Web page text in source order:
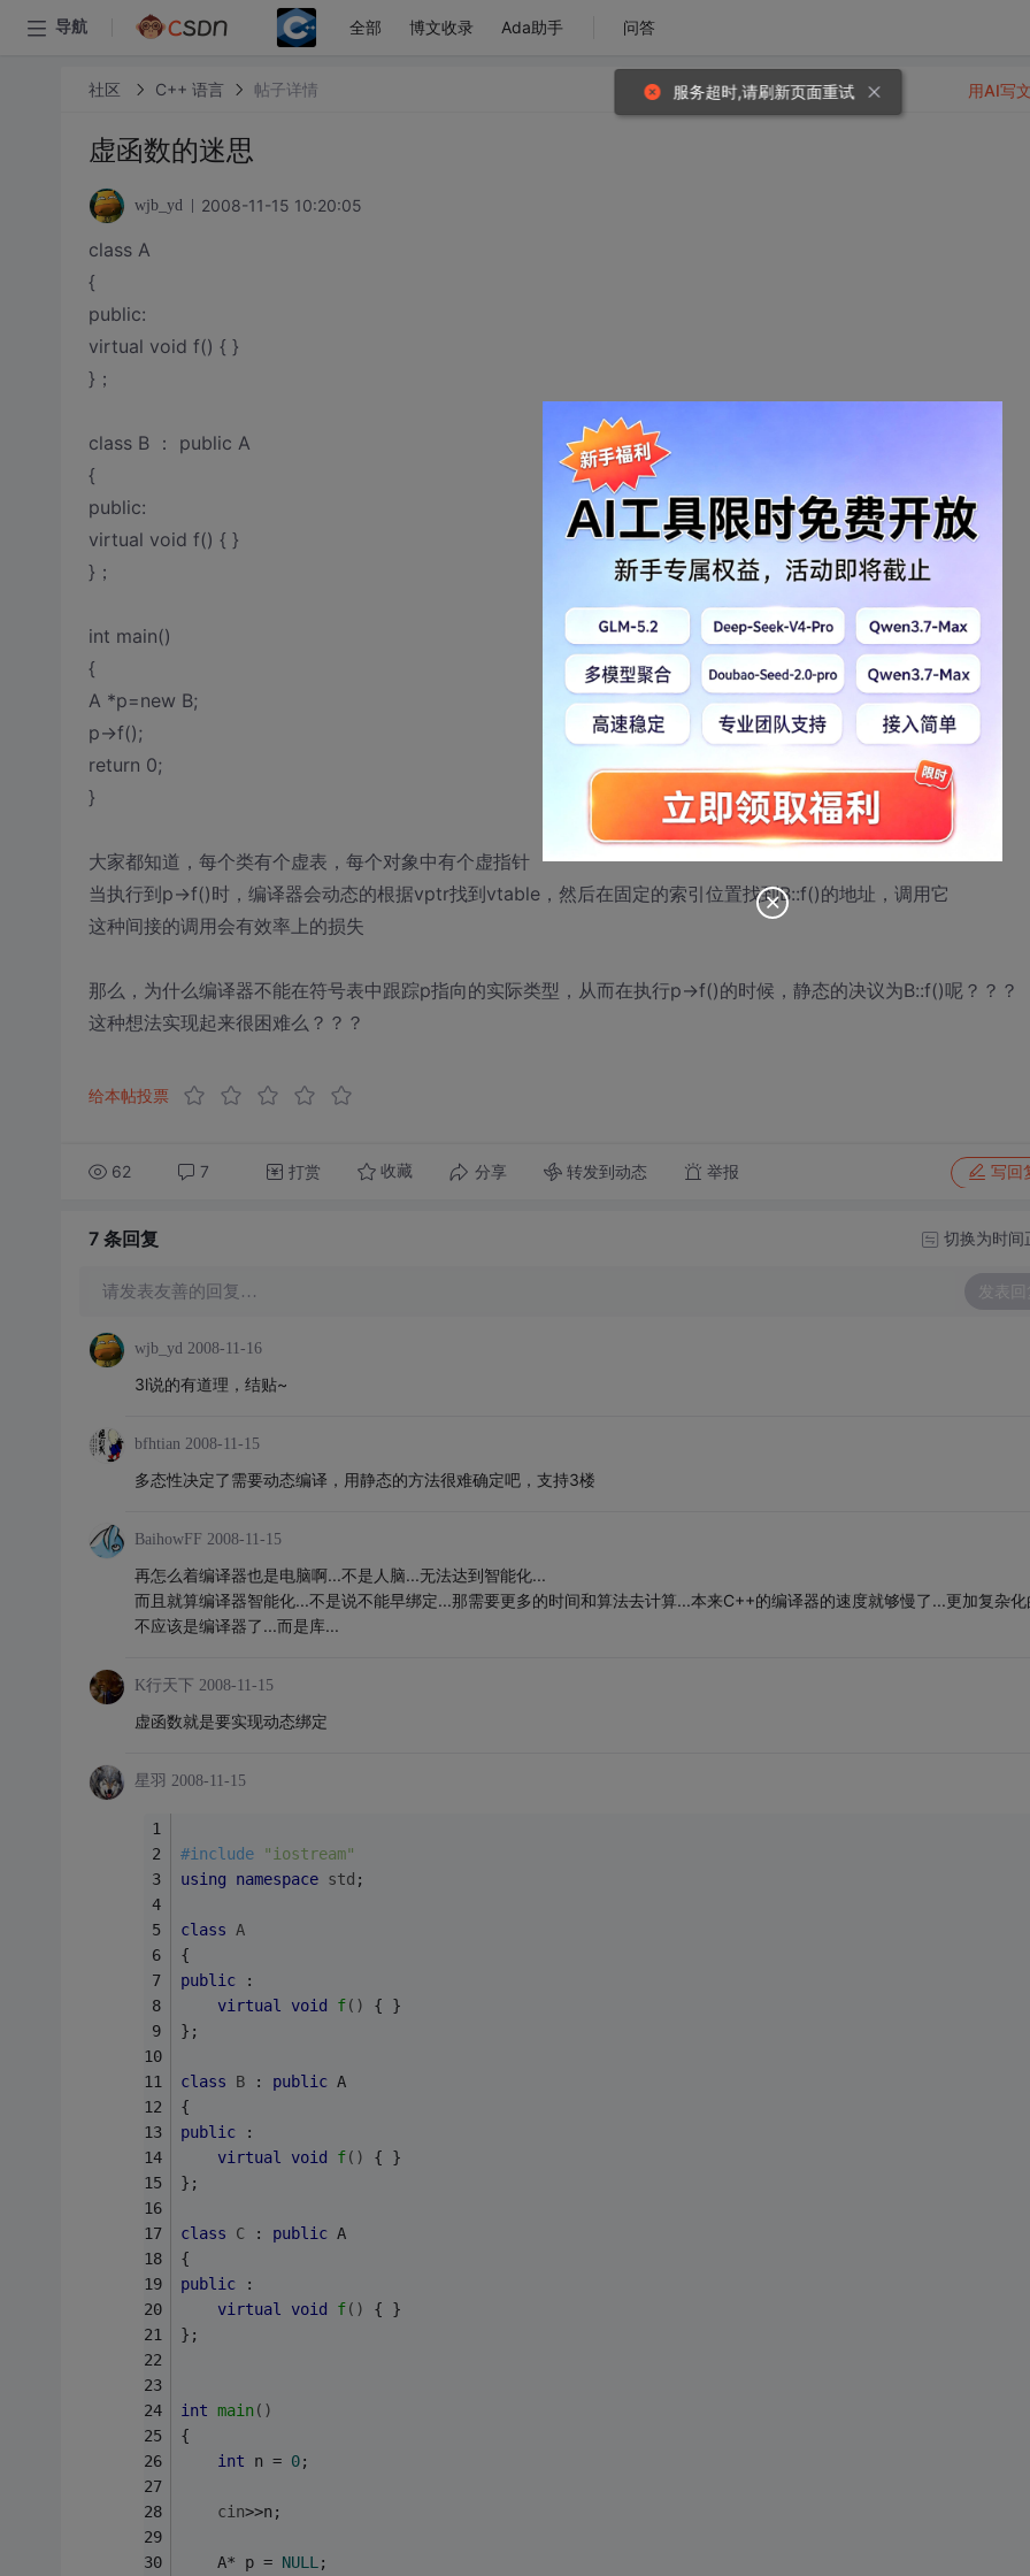
导航 全部 博文收录 Ada助手 问答
社区 C++ 语言 帖子详情
虚函数的迷思
wjb_yd 2008-11-15 10:20:05
class A
{
public:
virtual void f() { }
}；
class B ： public A
{
public:
virtual void f() { }
}；
int main()
{
A *p=new B;
p->f();
return 0;
}
大家都知道，每个类有个虚表，每个对象中有个虚指针
当执行到p->f()时，编译器会动态的根据vptr找到vtable，然后在固定的索引位置找到B::f()的地址，调用它
这种间接的调用会有效率上的损失
那么，为什么编译器不能在符号表中跟踪p指向的实际类型，从而在执行p->f()的时候，静态的决议为B::f()呢？？？
这种想法实现起来很困难么？？？
给本帖投票
62 7 打赏 收藏 分享 转发到动态 举报 写回
用AI写
7 条回复 切换为时间
请发表友善的回复… 发表回
wjb_yd 2008-11-16
3l说的有道理，结贴~
bfhtian 2008-11-15
多态性决定了需要动态编译，用静态的方法很难确定吧，支持3楼
BaihowFF 2008-11-15
再怎么着编译器也是电脑啊...不是人脑...无法达到智能化...
而且就算编译器智能化...不是说不能早绑定...那需要更多的时间和算法去计算...本来C++的编译器的速度就够慢了...更加复杂化
不应该是编译器了...而是库...
K行天下 2008-11-15
虚函数就是要实现动态绑定
星羽 2008-11-15
#include
"iostream"
using
namespace std ;
class A
{
public :
virtual
void f()
{ }
};
class B : public A
{
public :
virtual
void f()
{ }
};
class C : public A
{
public :
virtual
void f()
{ }
};
int main()
{
int n = 0;
cin>>n;
    A* p =
NULL ;
服务超时,请刷新页面重试